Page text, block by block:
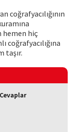
coğrafyacılığının
hemen hiç
coğrafyacılığına
taşır.